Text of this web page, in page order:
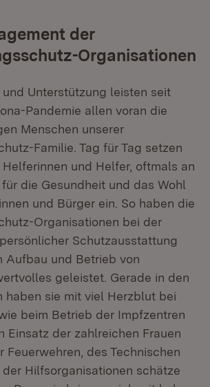
der
Organisationen
Unterstützung leisten seit
Pandemie allen voran die
Menschen unserer
Familie. Tag für Tag setzen
und Helfer, oftmals an
die Gesundheit und das Wohl
und Bürger ein. So haben die
Organisationen bei der
Schutzausstattung
Aufbau und Betrieb von
geleistet. Gerade in den
haben sie mit viel Herzblut bei
beim Betrieb der Impfzentren
Einsatz der zahlreichen Frauen
Feuerwehren, des Technischen
Hilfsorganisationen schätze